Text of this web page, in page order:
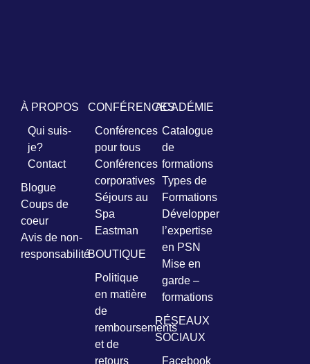
À PROPOS
Qui suis-
je?
Contact
Blogue
Coups de
coeur
Avis de non-
responsabilité
CONFÉRENCES
Conférences
pour tous
Conférences
corporatives
Séjours au
Spa
Eastman
BOUTIQUE
Politique
en matière
de
remboursements
et de
retours
ACADÉMIE
Catalogue
de
formations
Types de
Formations
Développer
l’expertise
en PSN
Mise en
garde –
formations
RÉSEAUX
SOCIAUX
Facebook